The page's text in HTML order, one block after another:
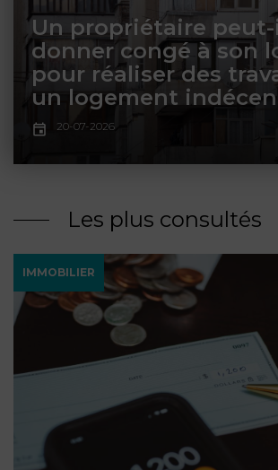
DROITS
INDEMNITÉ DE
LICENCIEMENT
PRESTATION
PRÉJUDICE
CORPOREL
DROIT
ADMINISTRATIF
ET
PROPRIÉTÉ
INTELLECTUELLE
DISTRIBUTION
ENTREPRISES
EN
PERSONNES
HAUSSMANN
DU
FONCTION
20-07-2026
Un propriétaire
donner congé à son
pour réaliser des
un logement
Les plus consultés
IMMOBILIER